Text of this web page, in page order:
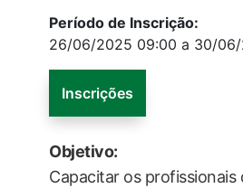
Período de Inscrição:
26/06/2025 09:00 a 30/06/
Inscrições
Objetivo:
Capacitar os profissionais